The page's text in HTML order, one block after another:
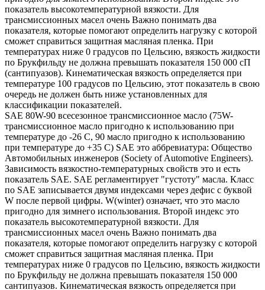
показатель высокотемпературной вязкости. Для
трансмиссионных масел очень Важно понимать два
показателя, которые помогают определить нагрузку с которой
сможет справиться защитная масляная пленка. При
температурах ниже 0 градусов по Цельсию, вязкость жидкости
по Брукфильду не должна превышать показателя 150 000 сП
(сантипуазов). Кинематическая вязкость определяется при
температуре 100 градусов по Цельсию, этот показатель в свою
очередь не должен быть ниже установленных для
классификации показателей.
SAE 80W-90 всесезонное трансмиссионное масло (75W-
трансмиссионное масло пригодно к использованию при
температуре до -26 С, 90 масло пригодно к использованию
при температуре до +35 С) SAE это аббревиатура: Общество
Автомобильных инженеров (Society of Automotive Engineers).
Зависимость вязкостно-температурных свойств это и есть
показатель SAE. SAE регламентирует "густоту" масла. Класс
по SAE записывается двумя индексами через дефис с буквой
W после первой цифры. W(winter) означает, что это масло
пригодно для зимнего использования. Второй индекс это
показатель высокотемпературной вязкости. Для
трансмиссионных масел очень Важно понимать два
показателя, которые помогают определить нагрузку с которой
сможет справиться защитная масляная пленка. При
температурах ниже 0 градусов по Цельсию, вязкость жидкости
по Брукфильду не должна превышать показателя 150 000
сантипуазов. Кинематическая вязкость определяется при